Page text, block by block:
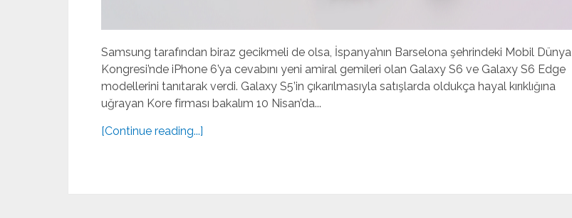
Samsung tarafından biraz gecikmeli de olsa, İspanya’nın Barselona şehrindeki Mobil Dünya
Kongresi’nde iPhone 6’ya cevabını yeni amiral gemileri olan Galaxy S6 ve Galaxy S6 Edge
modellerini tanıtarak verdi. Galaxy S5’in çıkarılmasıyla satışlarda oldukça hayal kırıklığına
uğrayan Kore firması bakalım 10 Nisan’da...
[Continue reading...]